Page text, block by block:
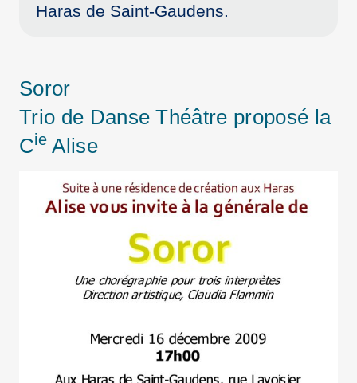
Haras de Saint-Gaudens.
Soror
Trio de Danse Théâtre proposé la
CieAlise